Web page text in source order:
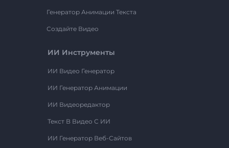
Генератор Анимации Текста
Создайте Видео
ИИ Инструменты
ИИ Видео Генератор
ИИ Генератор Анимации
ИИ Видеоредактор
Текст В Видео С ИИ
ИИ Генератор Веб-Сайтов